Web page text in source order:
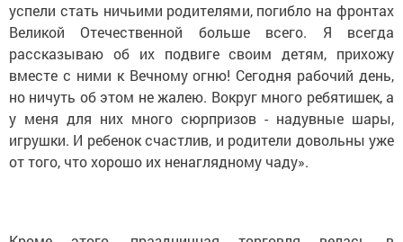
успели стать ничьими родителями, погибло на фронтах
Великой Отечественной больше всего. Я всегда
рассказываю об их подвиге своим детям, прихожу
вместе с ними к Вечному огню! Сегодня рабочий день,
но ничуть об этом не жалею. Вокруг много ребятишек, а
у меня для них много сюрпризов - надувные шары,
игрушки. И ребенок счастлив, и родители довольны уже
от того, что хорошо их ненаглядному чаду».